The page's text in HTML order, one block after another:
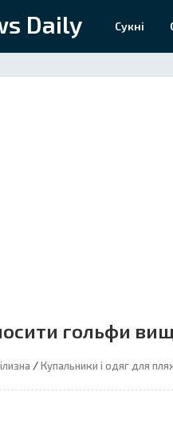
Daily Сукні
гольфи
/Купальники і одяг для